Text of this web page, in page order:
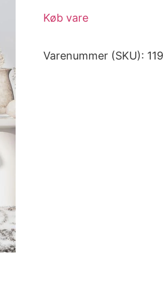
Køb vare
Varenummer (SKU):